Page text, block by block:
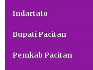
Indartato
Bupati Pacitan
Pemkab Pacitan